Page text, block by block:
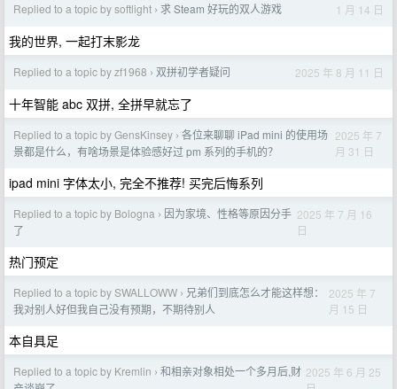
Replied to a topic by softlight › 求 Steam 好玩的双人游戏 1 月 14 日
我的世界, 一起打末影龙
Replied to a topic by zf1968 › 双拼初学者疑问 2025 年 8 月 11 日
十年智能 abc 双拼, 全拼早就忘了
Replied to a topic by GensKinsey › 各位来聊聊 iPad mini 的使用场
景都是什么，有啥场景是体验感好过 pm 系列的手机的？
2025 年 7
月 31 日
ipad mini 字体太小, 完全不推荐! 买完后悔系列
Replied to a topic by Bologna › 因为家境、性格等原因分手
了
2025 年 7 月 16
日
热门预定
Replied to a topic by SWALLOWW › 兄弟们到底怎么才能这样想：
我对别人好但我自己没有预期，不期待别人
2025 年 7
月 15 日
本自具足
Replied to a topic by Kremlin › 和相亲对象相处一个多月后,财 2025 年 6 月 25